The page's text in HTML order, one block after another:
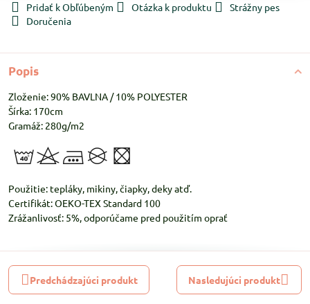
Pridať k Obľúbeným Otázka k produktu
Strážny pes
Doručenia
Popis
Zloženie: 90% BAVLNA / 10% POLYESTER
Šírka: 170cm
Gramáž: 280g/m2
Použitie: tepláky, mikiny, čiapky, deky atď.
Certifikát: OEKO-TEX Standard 100
Zrážanlivosť: 5%, odporúčame pred použitím oprať
Predchádzajúci produkt Nasledujúci produkt